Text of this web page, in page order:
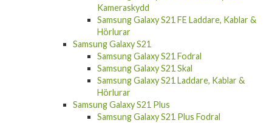
Kameraskydd
Samsung Galaxy S21 FE Laddare, Kablar &
Hörlurar
Samsung Galaxy S21
Samsung Galaxy S21 Fodral
Samsung Galaxy S21 Skal
Samsung Galaxy S21 Laddare, Kablar &
Hörlurar
Samsung Galaxy S21 Plus
Samsung Galaxy S21 Plus Fodral